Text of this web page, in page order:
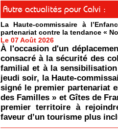
Autre actualités pour Calvi :
La Haute-commissaire à
partenariat contre la tendance «
Le 07 Août 2026
À l'occasion d'un
consacré à la sécurité des
familial et à la
jeudi soir, la Haute-
signé le premier partenariat
des Familles » et Gîtes de
premier territoire à
faveur d’un tourisme plus